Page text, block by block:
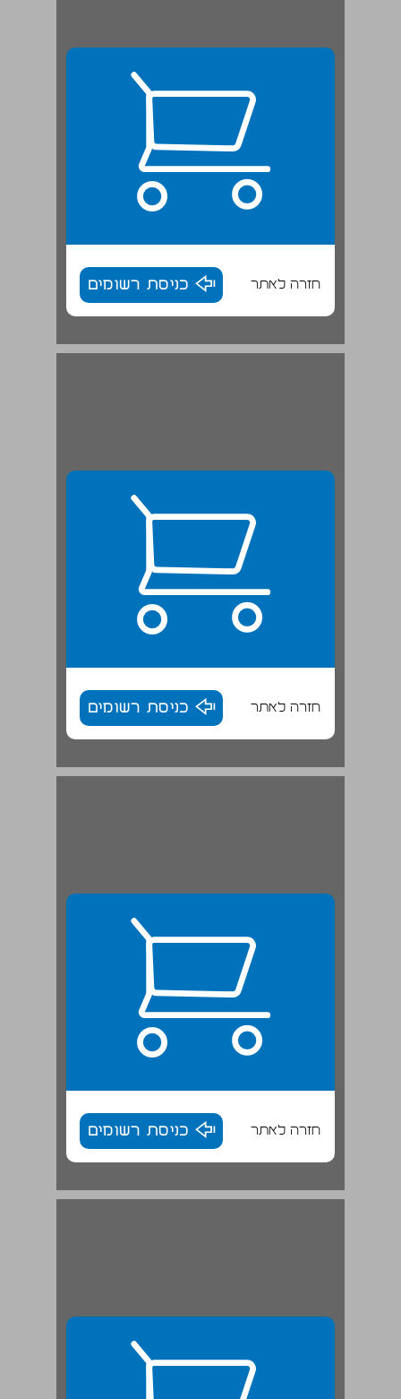
חזרה לאתר כניסת רשומים
חזרה לאתר כניסת רשומים
חזרה לאתר כניסת רשומים